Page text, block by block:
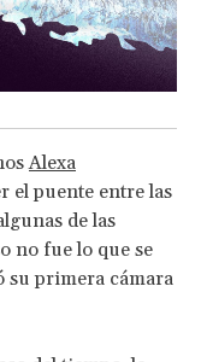
Alexa
el puente entre las
de las
no fue lo que se
primera cámara